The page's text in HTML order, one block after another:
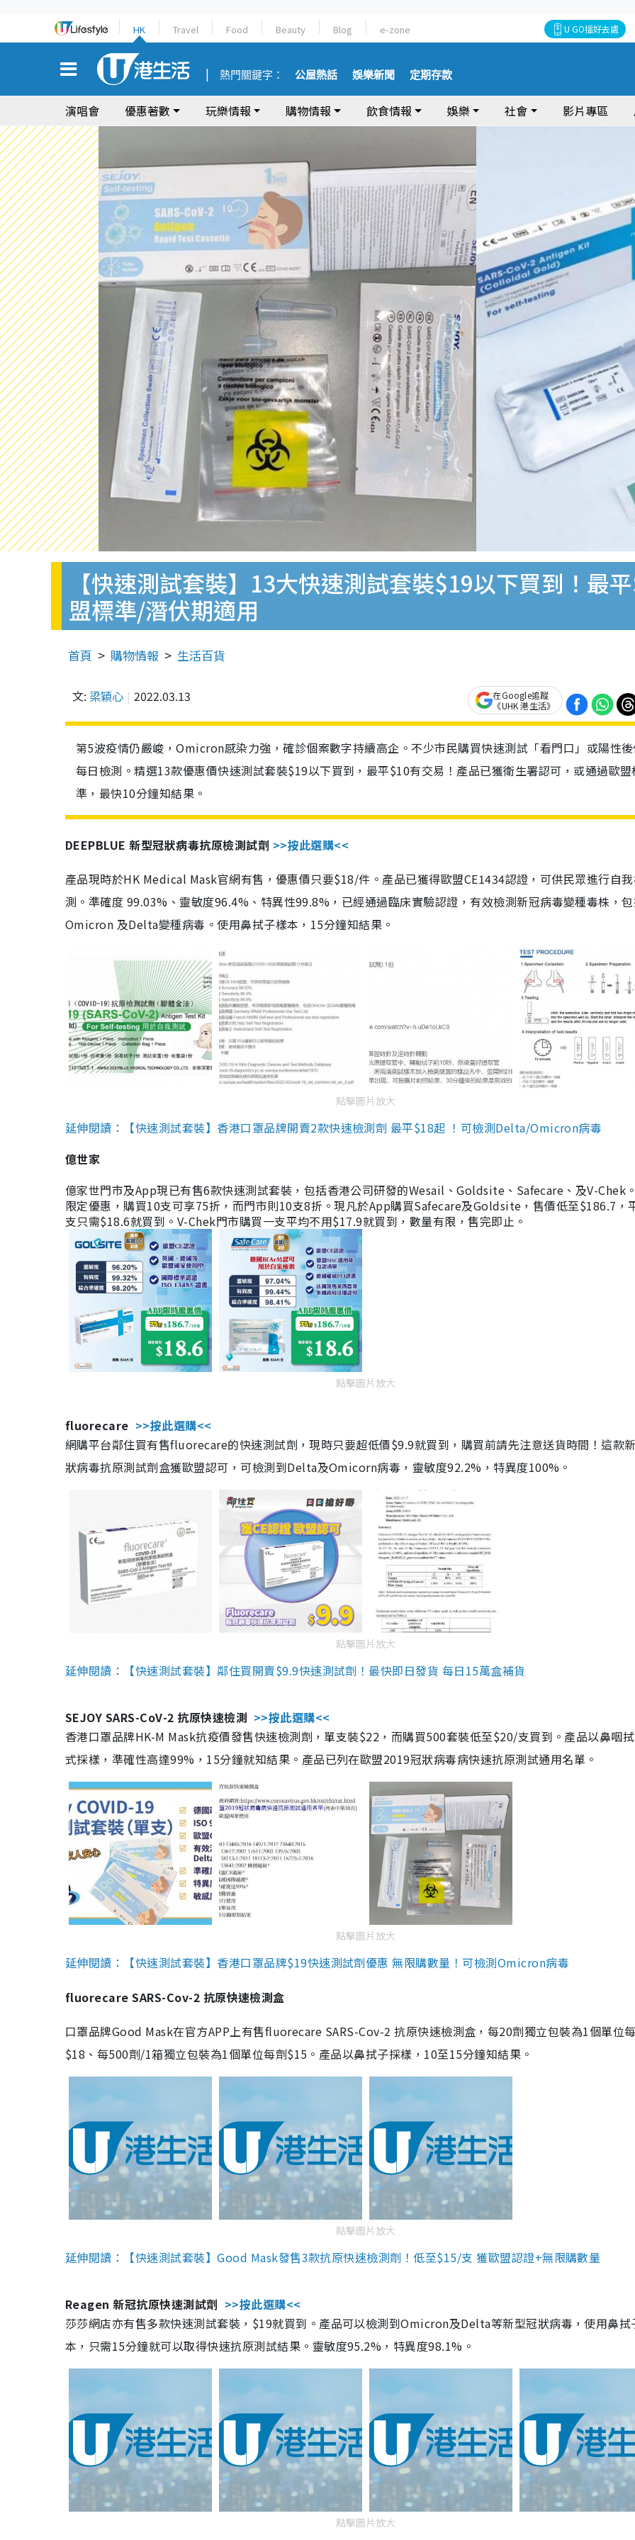
HK Travel Food Beauty Blog e-zone U GO搵好去處
熱門關鍵字： 公屋熱話 娛樂新聞 定期存款
演唱會 優惠著數 玩樂情報 購物情報 飲食情報 娛樂 社會 影片專區
【快速測試套裝】13大快速測試套裝$19以下買到！最
盟標準/潛伏期適用
首頁 購物情報 生活百貨
文: 梁穎心 2022.03.13
在Google追蹤
《UHK 港生活》
第5波疫情仍嚴峻，Omicron感染力強，確診個案數字持續高企。不少市民購買快速測試「看門口」或陽性
每日檢測。精選13款優惠價快速測試套裝$19以下買到，最平$10有交易！產品已獲衛生署認可，或通過歐盟
準，最快10分鐘知結果。
DEEPBLUE 新型冠狀病毒抗原檢測試劑 >>按此選購<<
產品現時於HK Medical Mask官網有售，優惠價只要$18/件。產品已獲得歐盟CE1434認證，可供民眾進行自
測。準確度 99.03%、靈敏度96.4%、特異性99.8%，已經通過臨床實驗認證，有效檢測新冠病毒變種毒株，
Omicron 及Delta變種病毒。使用鼻拭子樣本，15分鐘知結果。
點擊圖片放大
延伸閱讀：【快速測試套裝】香港口罩品牌開賣2款快速檢測劑 最平$18起 ！可檢測Delta/Omicron病毒
億世家
億家世門市及App現已有售6款快速測試套裝，包括香港公司研發的Wesail、Goldsite、Safecare、及V-Chek
限定優惠，購買10支可享75折，而門市則10支8折。現凡於App購買Safecare及Goldsite，售價低至$186.7，
支只需$18.6就買到。V-Chek門市購買一支平均不用$17.9就買到，數量有限，售完即止。
點擊圖片放大
fluorecare >>按此選購<<
網購平台鄰住買有售fluorecare的快速測試劑，現時只要超低價$9.9就買到，購買前請先注意送貨時間！這款
狀病毒抗原測試劑盒獲歐盟認可，可檢測到Delta及Omicorn病毒，靈敏度92.2%，特異度100%。
點擊圖片放大
延伸閱讀：【快速測試套裝】鄰住買開賣$9.9快速測試劑！最快即日發貨 每日15萬盒補貨
SEJOY SARS-CoV-2 抗原快速檢測 >>按此選購<<
香港口罩品牌HK-M Mask抗疫價發售快速檢測劑，單支裝$22，而購買500套裝低至$20/支買到。產品以鼻咽
式採樣，準確性高達99%，15分鐘就知結果。產品已列在歐盟2019冠狀病毒病快速抗原測試通用名單。
點擊圖片放大
延伸閱讀：【快速測試套裝】香港口罩品牌$19快速測試劑優惠 無限購數量！可檢測Omicron病毒
fluorecare SARS-Cov-2 抗原快速檢測盒
口罩品牌Good Mask在官方APP上有售fluorecare SARS-Cov-2 抗原快速檢測盒，每20劑獨立包裝為1個單位
$18、每500劑/1箱獨立包裝為1個單位每劑$15。產品以鼻拭子採樣，10至15分鐘知結果。
點擊圖片放大
延伸閱讀：【快速測試套裝】Good Mask發售3款抗原快速檢測劑！低至$15/支 獲歐盟認證+無限購數量
Reagen 新冠抗原快速測試劑 >>按此選購<<
莎莎網店亦有售多款快速測試套裝，$19就買到。產品可以檢測到Omicron及Delta等新型冠狀病毒，使用鼻拭
本，只需15分鐘就可以取得快速抗原測試結果。靈敏度95.2%，特異度98.1%。
點擊圖片放大